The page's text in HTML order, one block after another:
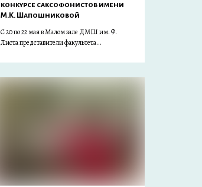
конкурсе саксофонистов имени
М.К. Шапошниковой
С 20 по 22 мая в Малом зале ДМШ им. Ф.
Листа представители факультета...